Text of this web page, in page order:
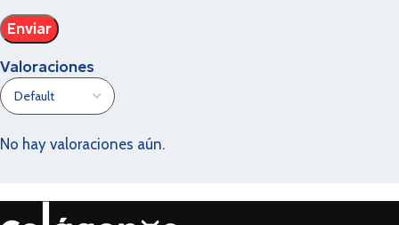
Valoraciones
No hay valoraciones aún.